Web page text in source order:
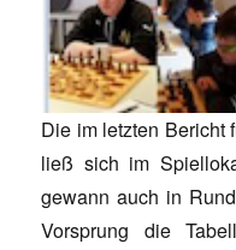
Die im letzten Bericht
ließ sich im
gewann auch in
Vorsprung die